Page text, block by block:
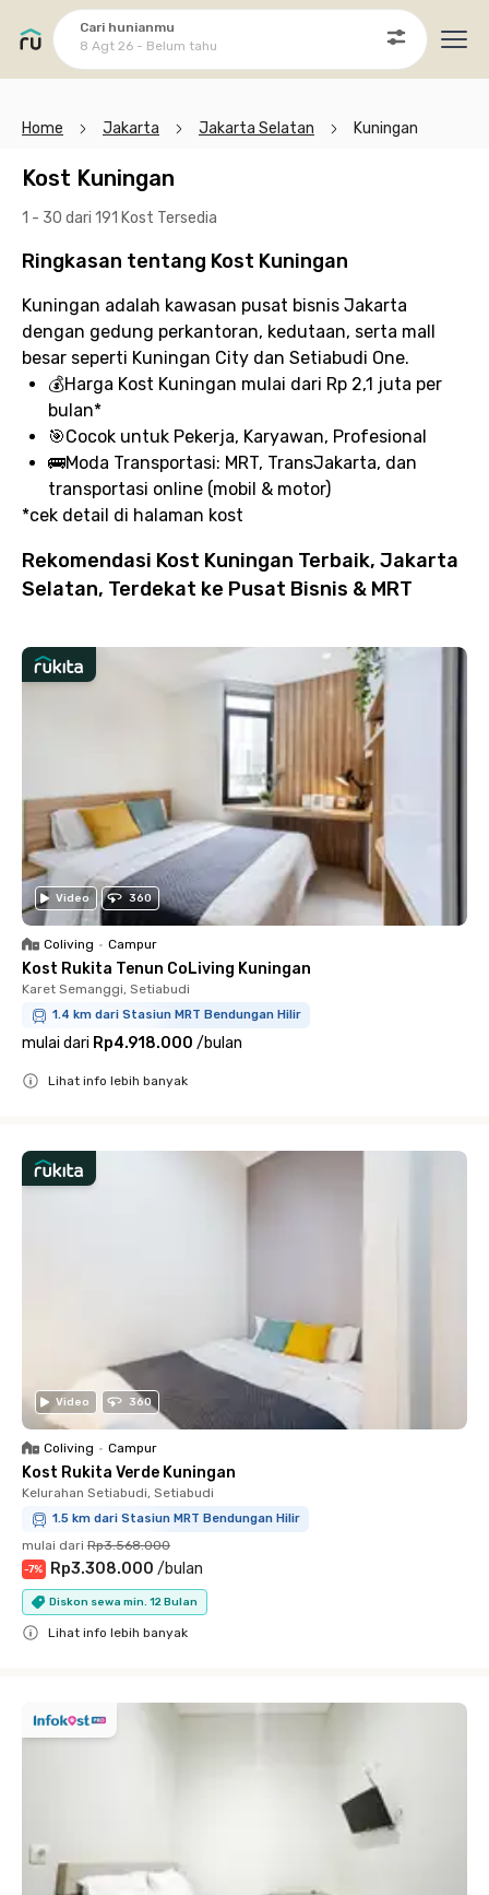
Cari hunianmu
8 Agt 26 - Belum tahu
Home Jakarta Jakarta Selatan Kuningan
Kost Kuningan
1 - 30 dari 191 Kost Tersedia
Ringkasan tentang Kost Kuningan
Kuningan adalah kawasan pusat bisnis Jakarta
dengan gedung perkantoran, kedutaan, serta mall
besar seperti Kuningan City dan Setiabudi One.
💰Harga Kost Kuningan mulai dari Rp 2,1 juta per
bulan*
🎯Cocok untuk Pekerja, Karyawan, Profesional
🚌Moda Transportasi: MRT, TransJakarta, dan
transportasi online (mobil & motor)
*cek detail di halaman kost
Rekomendasi Kost Kuningan Terbaik, Jakarta
Selatan, Terdekat ke Pusat Bisnis & MRT
Video 360
Coliving • Campur
Kost Rukita Tenun CoLiving Kuningan
Karet Semanggi, Setiabudi
1.4 km dari Stasiun MRT Bendungan Hilir
mulai dari Rp4.918.000 /bulan
Lihat info lebih banyak
Video 360
Coliving • Campur
Kost Rukita Verde Kuningan
Kelurahan Setiabudi, Setiabudi
1.5 km dari Stasiun MRT Bendungan Hilir
mulai dari Rp3.568.000
-7% Rp3.308.000 /bulan
Diskon sewa min. 12 Bulan
Lihat info lebih banyak